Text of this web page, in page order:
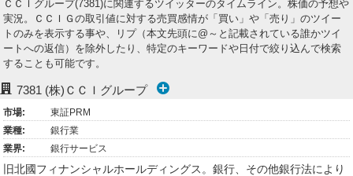
ト
マ
ー
ＣＣＩグループ(7381)に関連するツイッターのタイムライン。株価の予想や
実況。ＣＣＩＧの取引値に対する売買感情が「買い」や「売り」のツイー
トのみを表示する事や、リプ（本文先頭に@～と記載されている誰かツイ
ートへの返信）を除外したり、特定のキーワードや日付で絞り込んで検索
することも可能です。
7381 (株)ＣＣＩグループ
市場:
東証PRM
業種:
銀行業
業界:
銀行サービス
旧北國フィナンシャルホールディングス。銀行、その他銀行法により